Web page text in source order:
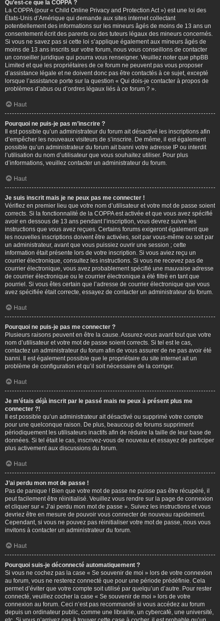
Qu’est-ce que la COPPA ?
La COPPA (pour « Child Online Privacy and Protection Act ») est une loi des
États-Unis d’Amérique qui demande aux sites internet collectant
potentiellement des informations sur les mineurs âgés de moins de 13 ans un
consentement écrit des parents ou des tuteurs légaux des mineurs concernés.
Si vous ne savez pas si cette loi s’applique également aux mineurs âgés de
moins de 13 ans inscrits sur votre forum, nous vous conseillons de contacter
un conseiller juridique qui pourra vous renseigner. Veuillez noter que phpBB
Limited et que les propriétaires de ce forum ne peuvent pas vous proposer
d’assistance légale et ne doivent donc pas être contactés à ce sujet, excepté
lorsque l’assistance porte sur la question « Qui dois-je contacter à propos de
problèmes d’abus ou d’ordres légaux liés à ce forum ? ».
Haut
Pourquoi ne puis-je pas m’inscrire ?
Il est possible qu’un administrateur du forum ait désactivé les inscriptions afin
d’empêcher les nouveaux visiteurs de s’inscrire. De même, il est également
possible qu’un administrateur du forum ait banni votre adresse IP ou interdit
l’utilisation du nom d’utilisateur que vous souhaitez utiliser. Pour plus
d’informations, veuillez contacter un administrateur du forum.
Haut
Je suis inscrit mais je ne peux pas me connecter !
Vérifiez en premier lieu que votre nom d’utilisateur et votre mot de passe soient
corrects. Si la fonctionnalité de la COPPA est activée et que vous avez spécifié
avoir en dessous de 13 ans pendant l’inscription, vous devrez suivre les
instructions que vous avez reçues. Certains forums exigeront également que
les nouvelles inscriptions doivent être activées, soit par vous-même ou soit par
un administrateur, avant que vous puissiez ouvrir une session ; cette
information était présente lors de votre inscription. Si vous aviez reçu un
courrier électronique, consultez les instructions. Si vous ne recevez pas de
courrier électronique, vous avez probablement spécifié une mauvaise adresse
de courrier électronique ou le courrier électronique a été filtré en tant que
pourriel. Si vous êtes certain que l’adresse de courrier électronique que vous
avez spécifiée était correcte, essayez de contacter un administrateur du forum.
Haut
Pourquoi ne puis-je pas me connecter ?
Plusieurs raisons peuvent en être la cause. Assurez-vous avant tout que votre
nom d’utilisateur et votre mot de passe soient corrects. Si tel est le cas,
contactez un administrateur du forum afin de vous assurer de ne pas avoir été
banni. Il est également possible que le propriétaire du site internet ait un
problème de configuration et qu’il soit nécessaire de la corriger.
Haut
Je m’étais déjà inscrit par le passé mais ne peux à présent plus me
connecter ?!
Il est possible qu’un administrateur ait désactivé ou supprimé votre compte
pour une quelconque raison. De plus, beaucoup de forums suppriment
périodiquement les utilisateurs inactifs afin de réduire la taille de leur base de
données. Si tel était le cas, inscrivez-vous de nouveau et essayez de participer
plus activement aux discussions du forum.
Haut
J’ai perdu mon mot de passe !
Pas de panique ! Bien que votre mot de passe ne puisse pas être récupéré, il
peut facilement être réinitialisé. Veuillez vous rendre sur la page de connexion
et cliquer sur « J’ai perdu mon mot de passe ». Suivez les instructions et vous
devriez être en mesure de pouvoir vous connecter de nouveau rapidement.
Cependant, si vous ne pouvez pas réinitialiser votre mot de passe, nous vous
invitons à contacter un administrateur du forum.
Haut
Pourquoi suis-je déconnecté automatiquement ?
Si vous ne cochez pas la case « Se souvenir de moi » lors de votre connexion
au forum, vous ne resterez connecté que pour une période prédéfinie. Cela
permet d’éviter que votre compte soit utilisé par quelqu’un d’autre. Pour rester
connecté, veuillez cocher la case « Se souvenir de moi » lors de votre
connexion au forum. Ceci n’est pas recommandé si vous accédez au forum
depuis un ordinateur public, comme une librairie, un cybercafé, une université,